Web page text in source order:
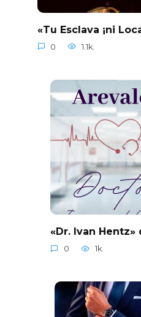
«Tu Esclava ¡ni
0 1.1k.
«Dr. Ivan
0 1k.